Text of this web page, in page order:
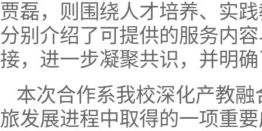
贾磊，则围绕人才培养、实
分别介绍了可提供的服务内
接，进一步凝聚共识，并明
本次合作系我校深化产教
旅发展进程中取得的一项重